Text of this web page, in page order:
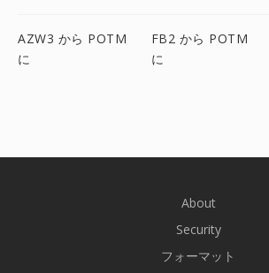
AZW3 から POTM
に
FB2 から POTM
に
About
Security
フォーマット